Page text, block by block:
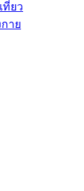
ที่ยว
าย